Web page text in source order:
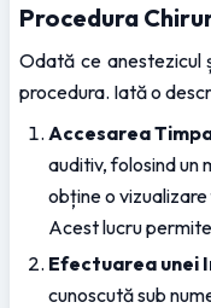
Procedura
Odată ce anestezicul
procedura. Iată o
Accesarea
auditiv, folosind un
obține o
Acest lucru
Efectuarea unei
cunoscută sub